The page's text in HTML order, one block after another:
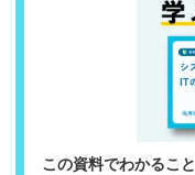
この資料でわかること